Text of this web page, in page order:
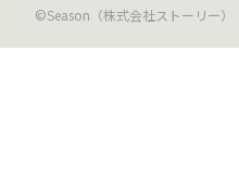
©Season（株式会社ストーリー）